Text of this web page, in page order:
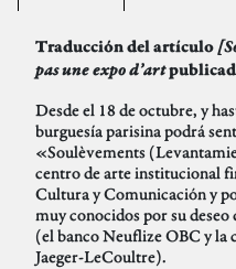
Traducción del artículo
pas une expo d’art
Desde el 18 de octubre, y
burguesía parisina podrá
«Soulèvements
centro de arte institucional
Cultura y Comunicación y
muy conocidos por su
(el banco Neuflize OBC y la
Jaeger-LeCoultre).